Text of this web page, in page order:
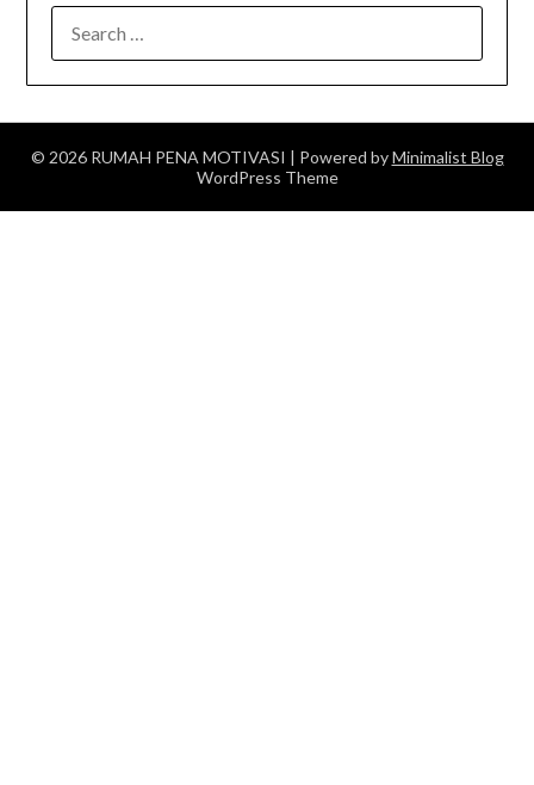
FOR:
© 2026 RUMAH PENA MOTIVASI | Powered byMinimalist Blog
WordPress Theme